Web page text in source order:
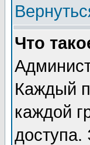
Что
Каждый
каждой
доступа.